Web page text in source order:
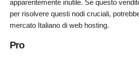
apparentemente inutile. Se questo
per risolvere questi nodi cruciali,
mercato Italiano di web hosting.
Pro